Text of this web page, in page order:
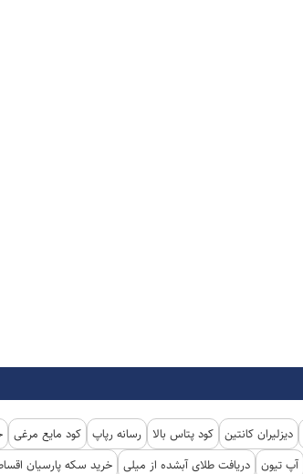
دیزلیران کانتین کود پتاس بالا رسانه رپاپ کود مایع مرغی
آپ تیون دریافت طلای آبشده از میلی خرید سکه پارسیان